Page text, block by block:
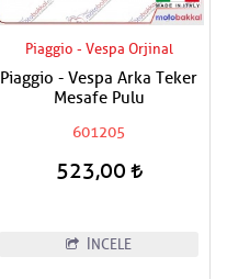
Piaggio - Vespa Orjinal
Piaggio - Vespa Arka Teker
Mesafe Pulu
601205
523,00
İNCELE